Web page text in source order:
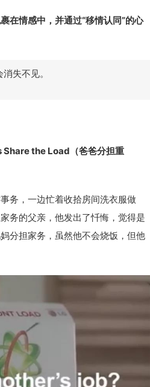
在情感中，并通过“移情认同”的心
失不见。
Share the Load（爸爸分担重
务，一边忙着收拾房间洗衣服做
务的父亲，他发出了忏悔，觉得是
分担家务，虽然他不会烧饭，但他